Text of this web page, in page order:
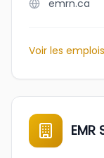
emrn.ca
Voir les